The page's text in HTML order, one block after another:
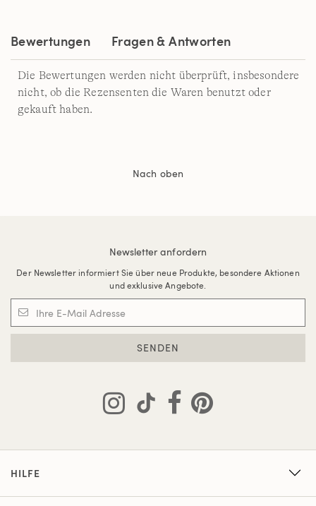
Bewertungen Fragen & Antworten
Die Bewertungen werden nicht überprüft, insbesondere
nicht, ob die Rezensenten die Waren benutzt oder
gekauft haben.
Nach oben
Newsletter anfordern
Der Newsletter informiert Sie über neue Produkte, besondere Aktionen
und exklusive Angebote.
SENDEN
HILFE